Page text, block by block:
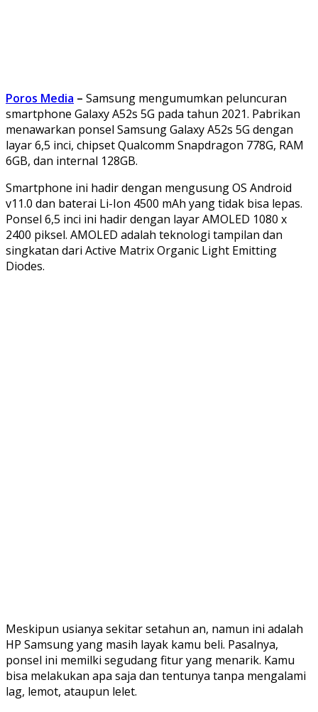
Poros Media – Samsung mengumumkan peluncuran
smartphone Galaxy A52s 5G pada tahun 2021. Pabrikan
menawarkan ponsel Samsung Galaxy A52s 5G dengan
layar 6,5 inci, chipset Qualcomm Snapdragon 778G, RAM
6GB, dan internal 128GB.
Smartphone ini hadir dengan mengusung OS Android
v11.0 dan baterai Li-Ion 4500 mAh yang tidak bisa lepas.
Ponsel 6,5 inci ini hadir dengan layar AMOLED 1080 x
2400 piksel. AMOLED adalah teknologi tampilan dan
singkatan dari Active Matrix Organic Light Emitting
Diodes.
Meskipun usianya sekitar setahun an, namun ini adalah
HP Samsung yang masih layak kamu beli. Pasalnya,
ponsel ini memilki segudang fitur yang menarik. Kamu
bisa melakukan apa saja dan tentunya tanpa mengalami
lag, lemot, ataupun lelet.